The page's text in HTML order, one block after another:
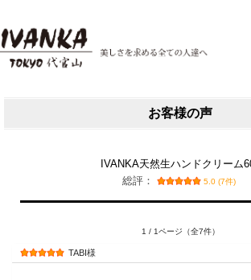
お客様の声
IVANKA天然生ハンドクリーム
総評：
5.0 (7件)
1 / 1ページ（全7件）
TABI様